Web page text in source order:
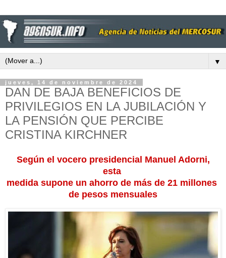
▼
jueves, 14 de noviembre de 2024
DAN DE BAJA BENEFICIOS DE
PRIVILEGIOS EN LA JUBILACIÓN Y
LA PENSIÓN QUE PERCIBE
CRISTINA KIRCHNER
Según el vocero presidencial Manuel Adorni,
esta
medida supone un ahorro de más de 21 millones
de pesos mensuales